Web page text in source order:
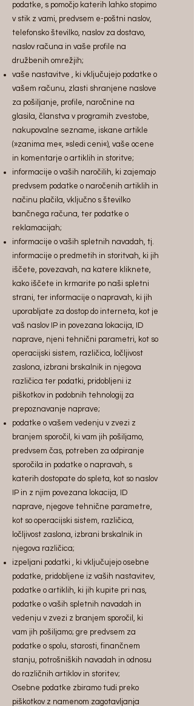
podatke, s pomočjo katerih lahko stopimo
v stik z vami, predvsem e-poštni naslov,
telefonsko številko, naslov za dostavo,
naslov računa in vaše profile na
družbenih omrežjih;
vaše nastavitve , ki vključujejo podatke o
vašem računu, zlasti shranjene naslove
za pošiljanje, profile, naročnine na
glasila, članstva v programih zvestobe,
nakupovalne sezname, iskane artikle
(»zanima me«, »sledi ceni«), vaše ocene
in komentarje o artiklih in storitve;
informacije o vaših naročilih, ki zajemajo
predvsem podatke o naročenih artiklih in
načinu plačila, vključno s številko
bančnega računa, ter podatke o
reklamacijah;
informacije o vaših spletnih navadah, tj.
informacije o predmetih in storitvah, ki jih
iščete, povezavah, na katere kliknete,
kako iščete in krmarite po naši spletni
strani, ter informacije o napravah, ki jih
uporabljate za dostop do interneta, kot je
vaš naslov IP in povezana lokacija, ID
naprave, njeni tehnični parametri, kot so
operacijski sistem, različica, ločljivost
zaslona, izbrani brskalnik in njegova
različica ter podatki, pridobljeni iz
piškotkov in podobnih tehnologij za
prepoznavanje naprave;
podatke o vašem vedenju v zvezi z
branjem sporočil, ki vam jih pošiljamo,
predvsem čas, potreben za odpiranje
sporočila in podatke o napravah, s
katerih dostopate do spleta, kot so naslov
IP in z njim povezana lokacija, ID
naprave, njegove tehnične parametre,
kot so operacijski sistem, različica,
ločljivost zaslona, izbrani brskalnik in
njegova različica;
izpeljani podatki , ki vključujejo osebne
podatke, pridobljene iz vaših nastavitev,
podatke o artiklih, ki jih kupite pri nas,
podatke o vaših spletnih navadah in
vedenju v zvezi z branjem sporočil, ki
vam jih pošiljamo; gre predvsem za
podatke o spolu, starosti, finančnem
stanju, potrošniških navadah in odnosu
do različnih artiklov in storitev;
Osebne podatke zbiramo tudi preko
piškotkov z namenom zagotavljanja